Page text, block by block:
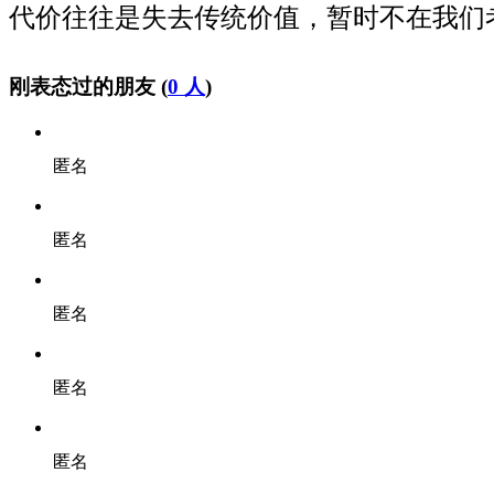
代价往往是失去传统价值，暂时不在我们
刚表态过的朋友 (0 人)
匿名
匿名
匿名
匿名
匿名